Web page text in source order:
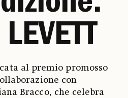
al premio promosso
con
Bracco, che celebra